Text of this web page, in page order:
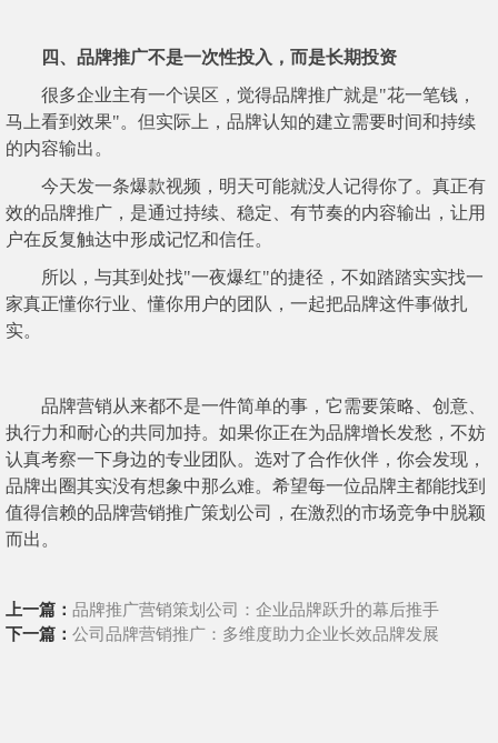
四、品牌推广不是一次性投入，而是长期投资
很多企业主有一个误区，觉得品牌推广就是"花一笔钱，
马上看到效果"。但实际上，品牌认知的建立需要时间和持续
的内容输出。
今天发一条爆款视频，明天可能就没人记得你了。真正有
效的品牌推广，是通过持续、稳定、有节奏的内容输出，让用
户在反复触达中形成记忆和信任。
所以，与其到处找"一夜爆红"的捷径，不如踏踏实实找一
家真正懂你行业、懂你用户的团队，一起把品牌这件事做扎
实。
品牌营销从来都不是一件简单的事，它需要策略、创意、
执行力和耐心的共同加持。如果你正在为品牌增长发愁，不妨
认真考察一下身边的专业团队。选对了合作伙伴，你会发现，
品牌出圈其实没有想象中那么难。希望每一位品牌主都能找到
值得信赖的品牌营销推广策划公司，在激烈的市场竞争中脱颖
而出。
上一篇： 品牌推广营销策划公司：企业品牌跃升的幕后推手
下一篇： 公司品牌营销推广：多维度助力企业长效品牌发展